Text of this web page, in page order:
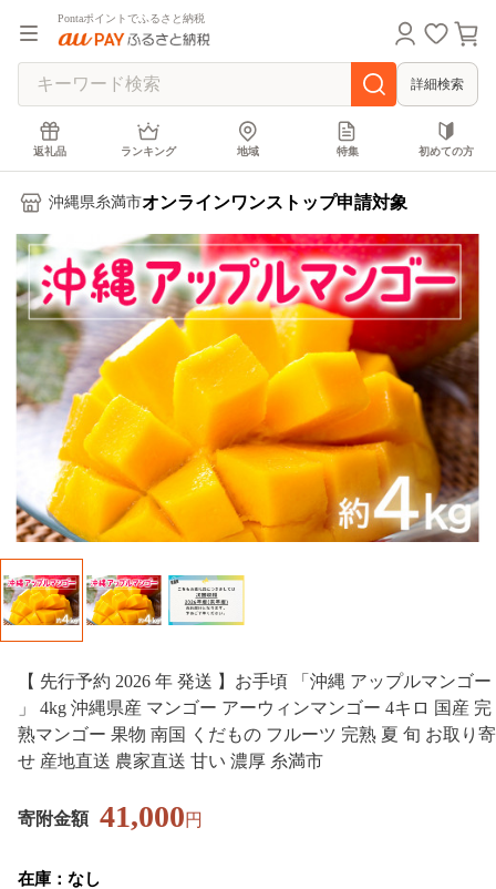
Pontaポイントでふるさと納税
詳細検索
返礼品 ランキング 地域 特集 初めての方
沖縄県糸満市オンラインワンストップ申請対象
【 先行予約 2026 年 発送 】お手頃 「沖縄 アップルマンゴー
」 4kg 沖縄県産 マンゴー アーウィンマンゴー 4キロ 国産 完
熟マンゴー 果物 南国 くだもの フルーツ 完熟 夏 旬 お取り寄
せ 産地直送 農家直送 甘い 濃厚 糸満市
寄附金額 41,000円
在庫：なし